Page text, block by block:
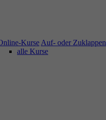
Kurse Auf- oder Zuklappen
alle Kurse